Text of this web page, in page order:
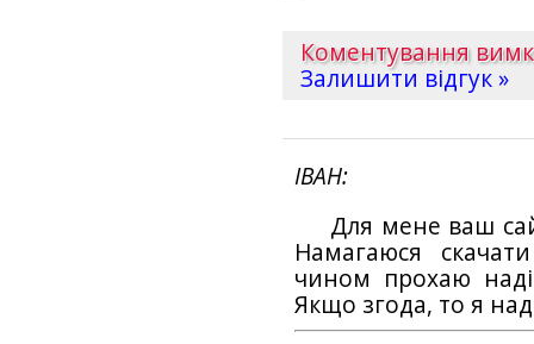
Коментування
Залишити відгук »
ІВАН
Для мене ваш
Намагаюся
чином прохаю
Якщо згода, то я